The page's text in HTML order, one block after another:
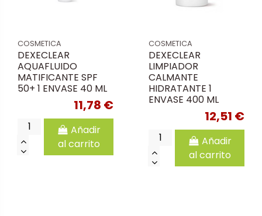
COSMETICA
DEXECLEAR
AQUAFLUIDO
MATIFICANTE SPF
50+ 1 ENVASE 40 ML
11,78 €
Añadir
al carrito
COSMETICA
DEXECLEAR
LIMPIADOR
CALMANTE
HIDRATANTE 1
ENVASE 400 ML
12,51 €
Añadir
al carrito